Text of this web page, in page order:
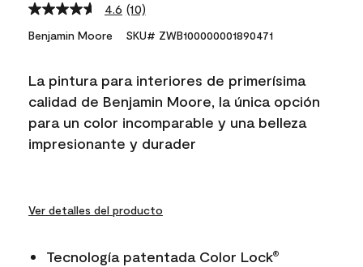
4.6 Read
10
Reviews.
link.
(10)
Benjamin Moore SKU# ZWB100000001890471
La pintura para interiores de primerísima
calidad de Benjamin Moore, la única opción
para un color incomparable y una belleza
impresionante y durader
Ver detalles del producto
Tecnología patentada Color Lock®